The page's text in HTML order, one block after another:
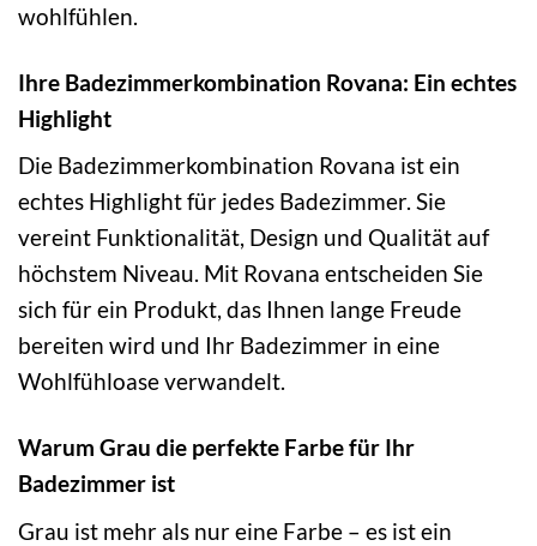
wohlfühlen.
Ihre Badezimmerkombination Rovana: Ein echtes
Highlight
Die Badezimmerkombination Rovana ist ein
echtes Highlight für jedes Badezimmer. Sie
vereint Funktionalität, Design und Qualität auf
höchstem Niveau. Mit Rovana entscheiden Sie
sich für ein Produkt, das Ihnen lange Freude
bereiten wird und Ihr Badezimmer in eine
Wohlfühloase verwandelt.
Warum Grau die perfekte Farbe für Ihr
Badezimmer ist
Grau ist mehr als nur eine Farbe – es ist ein